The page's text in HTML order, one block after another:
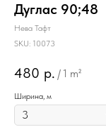
Дуглас 90;48
Нева Тафт
SKU: 10073
480 р. / 1 m²
Ширина, м